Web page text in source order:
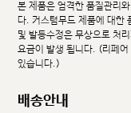
본 제품은 엄격한 품질관리
다. 커스텀무드 제품에 대한
및 발등수정은 무상으로 처
요금이 발생 됩니다. (리페
있습니다.)
배송안내